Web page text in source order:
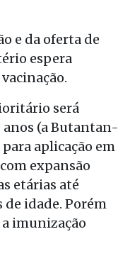
e da oferta de
espera
será
anos (a Butantan-
aplicação em
expansão
etárias até
de idade. Porém
imunização